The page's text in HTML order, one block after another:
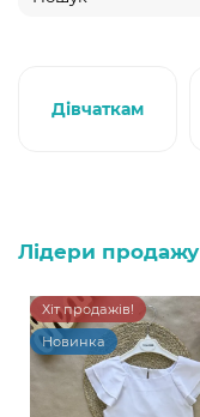
Дівчаткам
Лідери продажу
Хіт продажів!
Новинка